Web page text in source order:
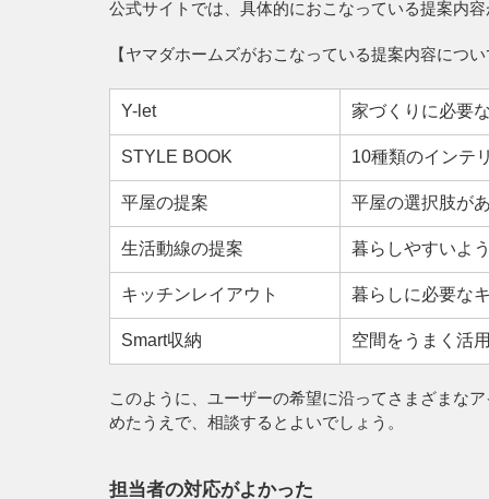
公式サイトでは、具体的におこなっている提案内
【ヤマダホームズがおこなっている提案内容につ
Y-let 家づくりに必要
STYLE BOOK 10種類のインテ
平屋の提案 平屋の選択肢が
生活動線の提案 暮らしやすいよ
キッチンレイアウト 暮らしに必要な
Smart収納 空間をうまく活
このように、ユーザーの希望に沿ってさまざまな
めたうえで、相談するとよいでしょう。
担当者の対応がよかった